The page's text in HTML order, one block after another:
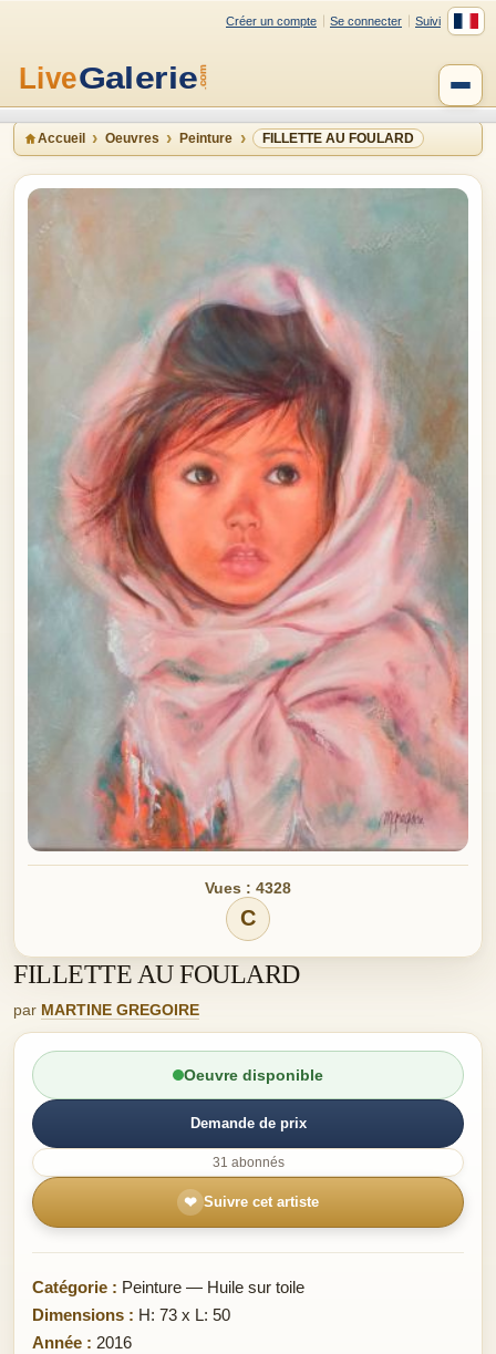
Créer un compte Se connecter Suivi
Accueil Oeuvres Peinture FILLETTE AU FOULARD
Vues : 4328
C
FILLETTE AU FOULARD
par MARTINE GREGOIRE
Oeuvre disponible
Demande de prix
31 abonnés
❤ Suivre cet artiste
Catégorie : Peinture — Huile sur toile
Dimensions : H: 73 x L: 50
Année : 2016